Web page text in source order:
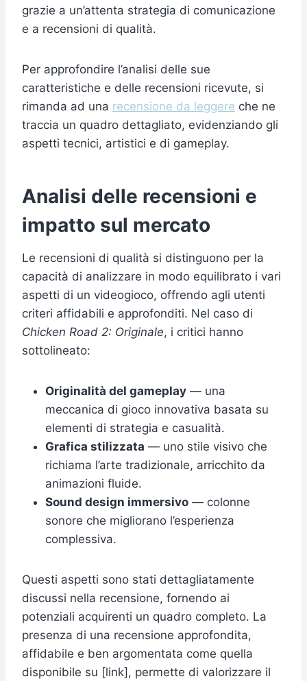
grazie a un’attenta strategia di comunicazione
e a recensioni di qualità.
Per approfondire l’analisi delle sue
caratteristiche e delle recensioni ricevute, si
rimanda ad una recensione da leggere che ne
traccia un quadro dettagliato, evidenziando gli
aspetti tecnici, artistici e di gameplay.
Analisi delle recensioni e
impatto sul mercato
Le recensioni di qualità si distinguono per la
capacità di analizzare in modo equilibrato i vari
aspetti di un videogioco, offrendo agli utenti
criteri affidabili e approfonditi. Nel caso di
Chicken Road 2: Originale, i critici hanno
sottolineato:
Originalità del gameplay — una
meccanica di gioco innovativa basata su
elementi di strategia e casualità.
Grafica stilizzata — uno stile visivo che
richiama l’arte tradizionale, arricchito da
animazioni fluide.
Sound design immersivo — colonne
sonore che migliorano l’esperienza
complessiva.
Questi aspetti sono stati dettagliatamente
discussi nella recensione, fornendo ai
potenziali acquirenti un quadro completo. La
presenza di una recensione approfondita,
affidabile e ben argomentata come quella
disponibile su [link], permette di valorizzare il